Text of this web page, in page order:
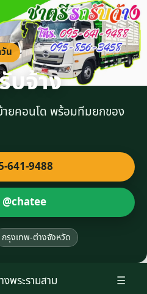
น
บจ้าง
ยคอนโด พร้อมทีมยกของ
641-9488
กรุงเทพ-ต่างจังหวัด
☰
พระรามสาม